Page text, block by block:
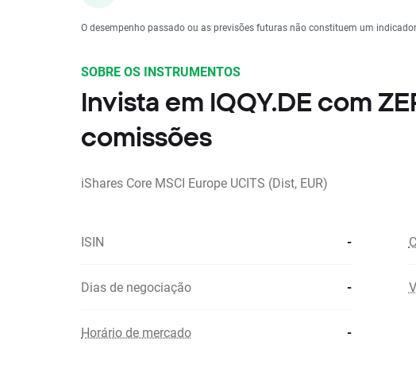
O desempenho passado ou as previsões futuras não constituem um
SOBRE OS INSTRUMENTOS
Invista em IQQY.DE com
comissões
iShares Core MSCI Europe UCITS (Dist, EUR)
ISIN -
Dias de negociação -
Horário de mercado -